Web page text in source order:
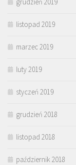
listopad 2019
marzec 2019
luty 2019
styczeń 2019
grudzień 2018
listopad 2018
październik 2018